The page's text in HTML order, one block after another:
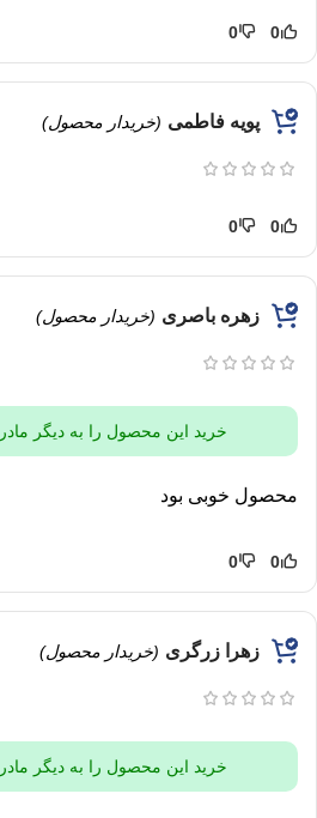
0
0
پویه فاطمی (خریدار محصول)
0
0
زهره باصری (خریدار محصول)
خرید این محصول را به دیگر
محصول خوبی بود
0
0
زهرا زرگری (خریدار محصول)
خرید این محصول را به دیگر